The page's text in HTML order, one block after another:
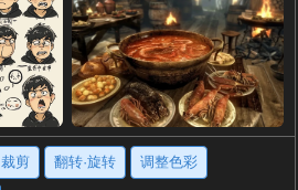
裁剪 翻转·旋转 调整色彩